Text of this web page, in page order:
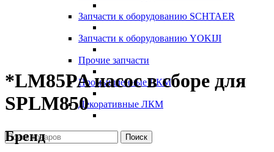
Запчасти к оборудованию SCHTAER
Запчасти к оборудованию YOKIJI
Прочие запчасти
Промышленные ЛКМ
Декоративные ЛКМ
Поиск
*LM85PA насос в сборе для
SPLM850
Бренд